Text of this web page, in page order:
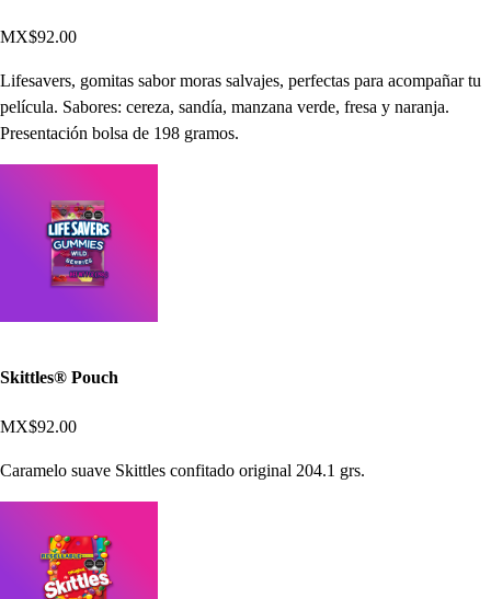
MX$92.00
Lifesavers, gomitas sabor moras salvajes, perfectas para acompañar tu
película. Sabores: cereza, sandía, manzana verde, fresa y naranja.
Presentación bolsa de 198 gramos.
Skittles® Pouch
MX$92.00
Caramelo suave Skittles confitado original 204.1 grs.